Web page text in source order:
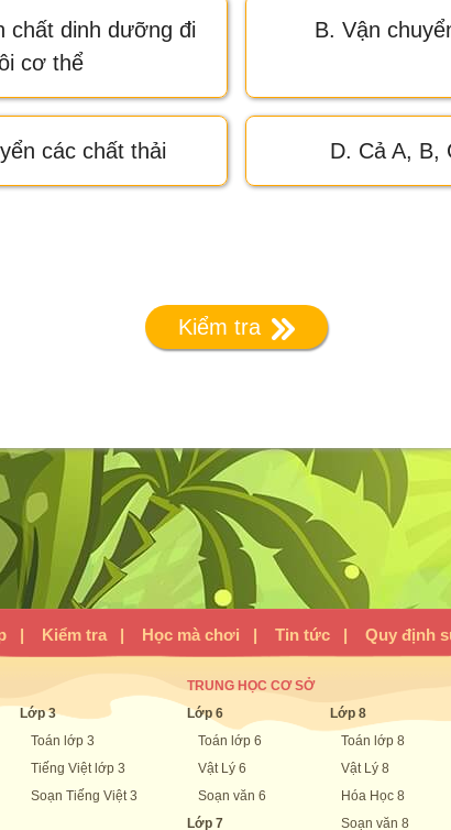
chất dinh dưỡng đi
cơ thể
B. Vận
các chất thải D. Cả A, B,
Kiểm tra
| Kiểm tra | Học mà chơi | Tin tức | Quy định
Lớp 3
Toán lớp 3
Tiếng Việt lớp 3
Soạn Tiếng Việt 3
TRUNG HỌC CƠ SỞ
Lớp 6
Toán lớp 6
Vật Lý 6
Soạn văn 6
Lớp 7
Lớp 8
Toán lớp 8
Vật Lý 8
Hóa Học 8
Soạn văn 8